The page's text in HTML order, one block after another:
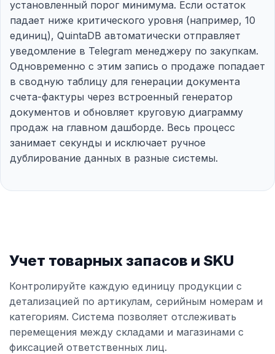
установленный порог минимума. Если остаток
падает ниже критического уровня (например, 10
единиц), QuintaDB автоматически отправляет
уведомление в Telegram менеджеру по закупкам.
Одновременно с этим запись о продаже попадает
в сводную таблицу для генерации документа
счета-фактуры через встроенный генератор
документов и обновляет круговую диаграмму
продаж на главном дашборде. Весь процесс
занимает секунды и исключает ручное
дублирование данных в разные системы.
Учет товарных запасов и SKU
Контролируйте каждую единицу продукции с
детализацией по артикулам, серийным номерам и
категориям. Система позволяет отслеживать
перемещения между складами и магазинами с
фиксацией ответственных лиц.